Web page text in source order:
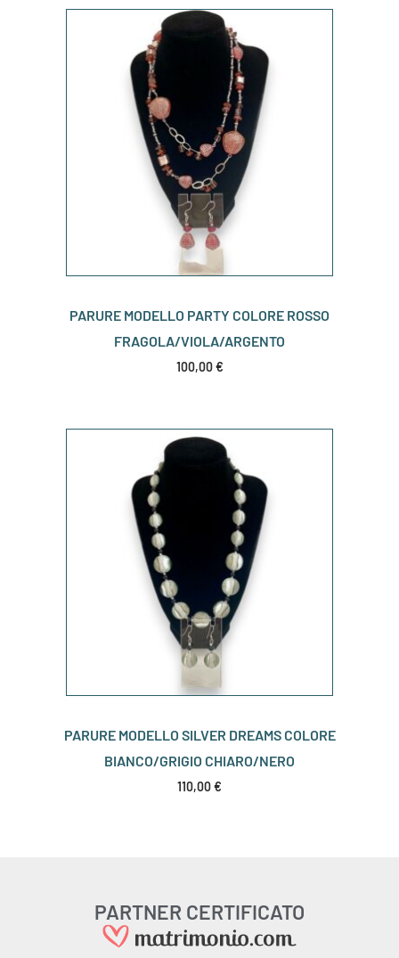
PARURE MODELLO PARTY COLORE ROSSO
FRAGOLA/VIOLA/ARGENTO
100,00€
PARURE MODELLO SILVER DREAMS COLORE
BIANCO/GRIGIO CHIARO/NERO
110,00€
PARTNER CERTIFICATO